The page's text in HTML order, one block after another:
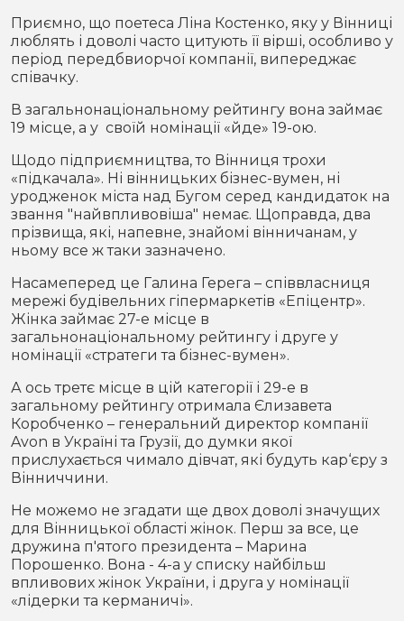
Приємно, що поетеса Ліна Костенко, яку у Вінниці
люблять і доволі часто цитують її вірші, особливо у
період передбвиорчої компанії, випереджає
співачку.
В загальнонаціональному рейтингу вона займає
19 місце, а у своїй номінації «йде» 19-ою.
Щодо підприємництва, то Вінниця трохи
«підкачала». Ні вінницьких бізнес-вумен, ні
уродженок міста над Бугом серед кандидаток на
звання "найвпливовіша" немає. Щоправда, два
прізвища, які, напевне, знайомі вінничанам, у
ньому все ж таки зазначено.
Насамеперед це Галина Герега – співвласниця
мережі будівельних гіпермаркетів «Епіцентр».
Жінка займає 27-е місце в
загальнонаціональному рейтингу і друге у
номінації «стратеги та бізнес-вумен».
А ось третє місце в цій категорії і 29-е в
загальному рейтингу отримала Єлизавета
Коробченко – генеральний директор компанії
Avon в Україні та Грузії, до думки якої
прислухається чимало дівчат, які будуть кар‘єру з
Вінниччини.
Не можемо не згадати ще двох доволі значущих
для Вінницької області жінок. Перш за все, це
дружина п'ятого президента – Марина
Порошенко. Вона - 4-а у списку найбільш
впливових жінок України, і друга у номінації
«лідерки та керманичі».